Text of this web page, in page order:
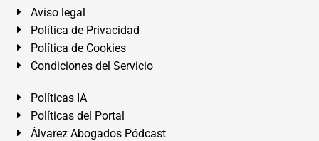
Aviso legal
Política de Privacidad
Política de Cookies
Condiciones del Servicio
Políticas IA
Políticas del Portal
Álvarez Abogados Pódcast